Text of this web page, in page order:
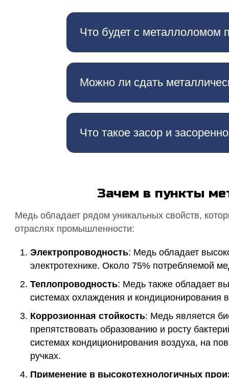
Что будет с металлоломом
Можно ли сдать
Что такое засор и
Зачем в пункты
Медь обладает рядом уникальных свойств,
отраслях промышленности:
Электропроводность: Медь обладает
электротехнике. Около 75% потребляемой
Теплопроводность: Медь также обладает
системах охлаждения и кондиционирования
Коррозионная стойкость: Медь является
препятствовать образованию и росту
системах кондиционирования воздуха, на
ручках.
Применение в высокотехнологичных